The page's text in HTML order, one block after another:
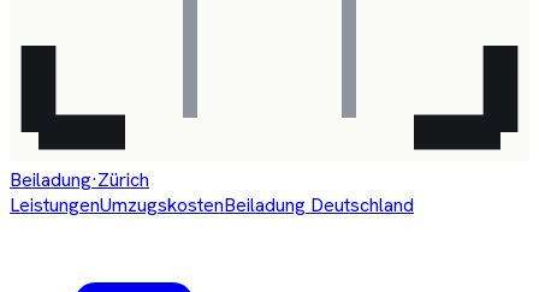
Beiladung·Zürich
LeistungenUmzugskostenBeiladung Deutschland